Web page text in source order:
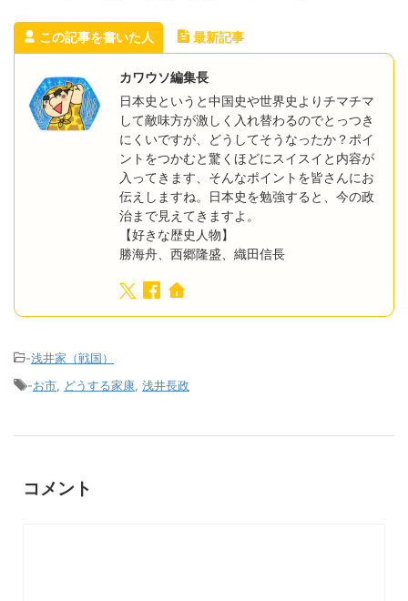
この記事を書いた人 最新記事
カワウソ編集長
日本史というと中国史や世界史よりチマチマ
して敵味方が激しく入れ替わるのでとっつき
にくいですが、どうしてそうなったか？ポイ
ントをつかむと驚くほどにスイスイと内容が
入ってきます、そんなポイントを皆さんにお
伝えしますね。日本史を勉強すると、今の政
治まで見えてきますよ。
【好きな歴史人物】
勝海舟、西郷隆盛、織田信長
-浅井家（戦国）
-お市 どうする家康 浅井長政
コメント